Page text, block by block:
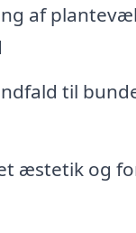
af
til
æstetik og